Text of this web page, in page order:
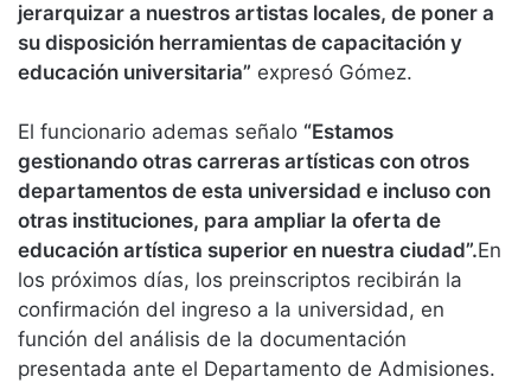
jerarquizar a nuestros artistas locales, de poner a
su disposición herramientas de capacitación y
educación universitaria” expresó Gómez.
El funcionario ademas señalo “Estamos
gestionando otras carreras artísticas con otros
departamentos de esta universidad e incluso con
otras instituciones, para ampliar la oferta de
educación artística superior en nuestra ciudad”.En
los próximos días, los preinscriptos recibirán la
confirmación del ingreso a la universidad, en
función del análisis de la documentación
presentada ante el Departamento de Admisiones.